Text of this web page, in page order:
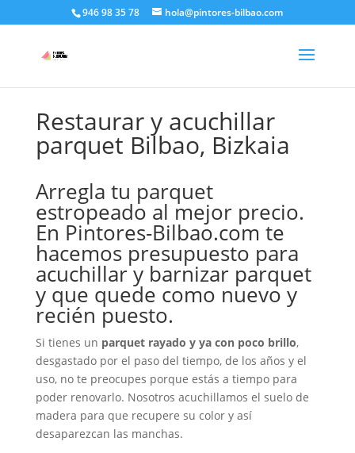
946 98 35 78 hola@pintores-bilbao.com
Restaurar y acuchillar
parquet Bilbao, Bizkaia
Arregla tu parquet
estropeado al mejor precio.
En Pintores-Bilbao.com te
hacemos presupuesto para
acuchillar y barnizar parquet
y que quede como nuevo y
recién puesto.
Si tienes un parquet rayado y ya con poco brillo,
desgastado por el paso del tiempo, de los años y el
uso, no te preocupes porque estás a tiempo para
poder renovarlo. Nosotros acuchillamos el suelo de
madera para que recupere su color y así
desaparezcan las manchas.